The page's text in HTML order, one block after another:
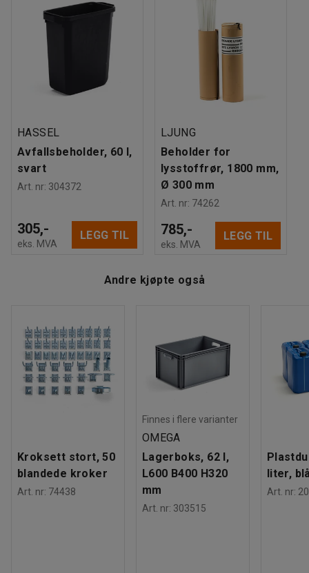
transportvogn, får du en komplett løsning som forenkler
rengjøringen og tømmingen betraktelig.
Anbefalt antall personer til håndtering
Beregnet håndteringstid/person
3,31
HASSEL
Avfallsbeholder, 60 l,
svart
Art. nr: 304372
305,-
eks. MVA
LEGG TIL
LJUNG
Beholder for
lysstoffrør, 1800 mm,
Ø 300 mm
Art. nr: 74262
785,-
eks. MVA
LEGG TIL
Andre kjøpte også
Kroksett stort, 50
blandede kroker
Art. nr: 74438
Finnes i flere varianter
OMEGA
Lagerboks, 62 l,
L600 B400 H320
mm
Art. nr: 303515
liter,
Art. nr: